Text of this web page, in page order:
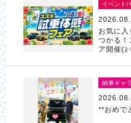
イベント/
お気に入
つかる！
ア開催
納車ギャ
**おめで